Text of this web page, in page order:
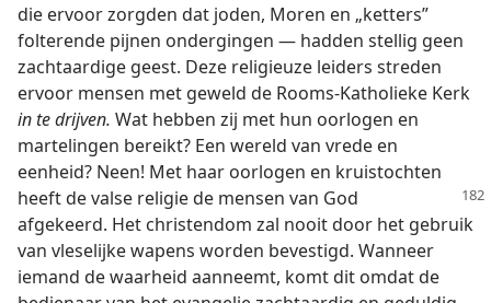
die ervoor zorgden dat joden, Moren en „ketters”
folterende pijnen ondergingen — hadden stellig geen
zachtaardige geest. Deze religieuze leiders streden
ervoor mensen met geweld de Rooms-Katholieke Kerk
in te drijven. Wat hebben zij met hun oorlogen en
martelingen bereikt? Een wereld van vrede en
eenheid? Neen! Met haar oorlogen en kruistochten
heeft de valse religie de mensen van God
afgekeerd. Het christendom zal nooit door het gebruik
van vleselijke wapens worden bevestigd. Wanneer
iemand de waarheid aanneemt, komt dit omdat de